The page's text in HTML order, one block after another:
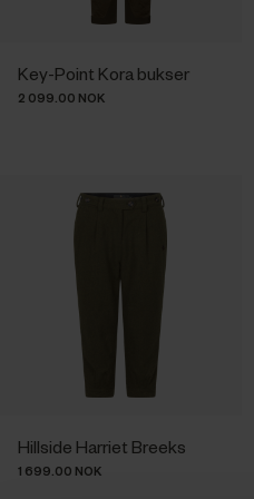
Key-Point Kora bukser
2 099.00 NOK
Hillside Harriet Breeks
1 699.00 NOK